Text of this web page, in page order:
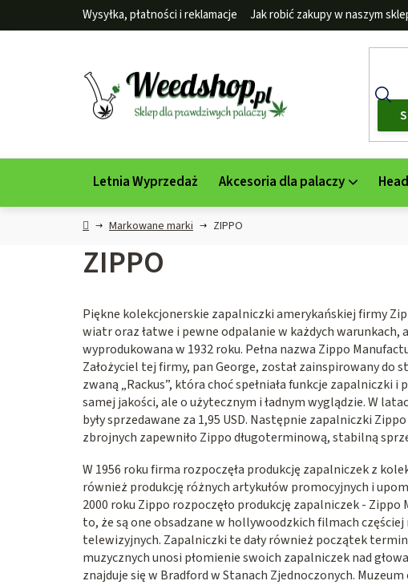
Wysyłka, płatności i reklamacje Jak robić zakupy w naszym
Letnia Wyprzedaż Akcesoria dla palaczy
HomeMarkowane marki ZIPPO
ZIPPO
Piękne kolekcjonerskie zapalniczki amerykańskiej firmy
wiatr oraz łatwe i pewne odpalanie w każdych
wyprodukowana w 1932 roku. Pełna nazwa Zippo
Założyciel tej firmy, pan George, został zainspirowany
zwaną „Rackus”, która choć spełniała funkcje
samej jakości, ale o użytecznym i ładnym wyglądzie. W
były sprzedawane za 1,95 USD. Następnie zapalniczki
zbrojnych zapewniło Zippo długoterminową, stabilną
W 1956 roku firma rozpoczęła produkcję zapalniczek z
również produkcję różnych artykułów promocyjnych i
2000 roku Zippo rozpoczęło produkcję zapalniczek -
to, że są one obsadzane w hollywoodzkich filmach
telewizyjnych. Zapalniczki te dały również początek
muzycznych unosi płomienie swoich zapalniczek nad
znajduje się w Bradford w Stanach Zjednoczonych.